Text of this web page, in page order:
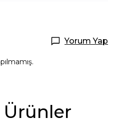
Yorum Yap
Ürünler